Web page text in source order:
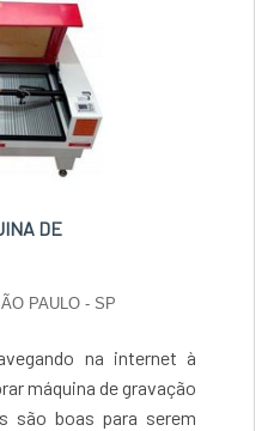
DE
PAULO - SP
na internet à
máquina de gravação
são boas para serem